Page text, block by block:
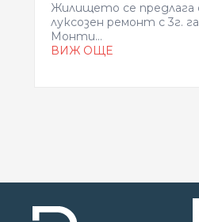
Жилището се предлага
луксозен ремонт с 3г.
Монти...
ВИЖ ОЩЕ